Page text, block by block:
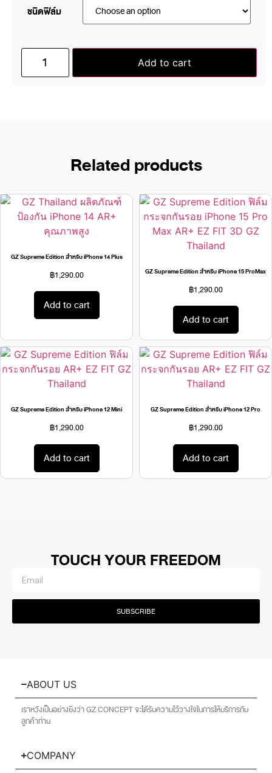
ชนิดฟิล์ม
Add to cart
Related products
GZ Supreme Edition สำหรับ iPhone 14 Plus
฿1,290.00
Add to cart
GZ Supreme Edition สำหรับ iPhone 15 ProMax
฿1,290.00
Add to cart
GZ Supreme Edition สำหรับ iPhone 12 Mini
฿1,290.00
Add to cart
GZ Supreme Edition สำหรับ iPhone 12 Pro
฿1,290.00
Add to cart
TOUCH YOUR FREEDOM
SUBSCRIBE
ABOUT US
เราหวังเป็นอย่างยิ่งว่า GZ CONCEPT จะได้รับความไว้วางใจในการให้บริการกับ
ลูกค้าท่าน
COMPANY